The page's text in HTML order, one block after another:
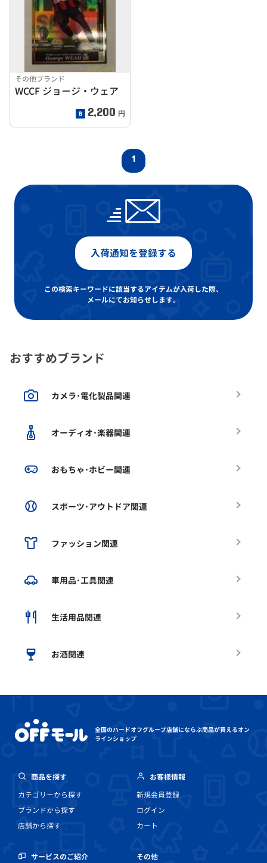
その他ブランド
WCCF ジョージ・ウェア
2,200 円
1
入荷通知を登録する
この検索キーワードに該当するアイテムが入荷した際、
メールにてお知らせします。
おすすめブランド
カメラ･電化製品関連
オーディオ･楽器関連
おもちゃ･ホビー関連
スポーツ･アウトドア関連
ファッション関連
車用品･工具関連
生活用品関連
お酒関連
全国のハードオフグループ店舗にならぶ商品が買えるオン
ラインショップ
商品を探す
カテゴリーから探す
ブランドから探す
店舗から探す
お客様情報
新規会員登録
ログイン
カート
サービスのご紹介 その他